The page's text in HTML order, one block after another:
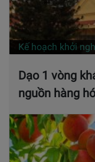
Kế hoạch khởi
Dạo 1 vòng
nguồn hàng